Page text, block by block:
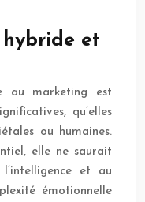
hybride et
au marketing est
qu’elles
ou humaines.
elle ne saurait
et au
émotionnelle